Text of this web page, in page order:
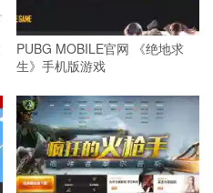
PUBG MOBILE官网 《绝地求
生》手机版游戏